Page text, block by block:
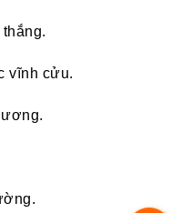
vĩnh cửu.